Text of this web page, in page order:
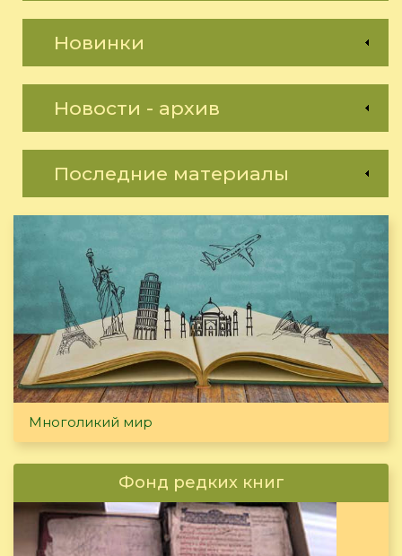
Новинки
Новости - архив
Последние материалы
Многоликий мир
Фонд редких книг